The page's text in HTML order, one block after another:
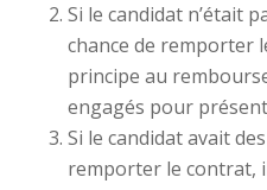
Si le candidat n’était
chance de remporter
principe au
engagés pour
Si le candidat avait
remporter le contrat,